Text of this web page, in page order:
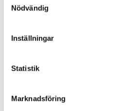
Nödvändig
Inställningar
Statistik
Marknadsföring
4330031